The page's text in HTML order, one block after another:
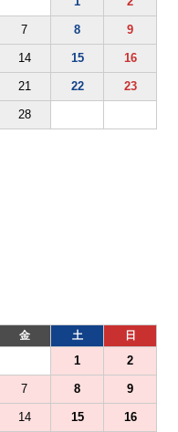
7 8 9
14 15 16
21 22 23
28
金 土 日
1 2
7 8 9
14 15 16